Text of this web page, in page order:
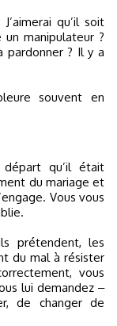
qu’il soit
manipulateur ?
pardonner ? Il y a
souvent en
du mariage et
Vous vous
prétendent, les
du mal à résister
vous
lui demandez ‒
de changer de